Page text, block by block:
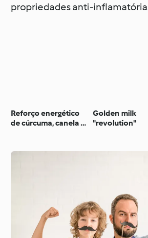
propriedades anti-
Reforço energético
de cúrcuma, canela e
Golden milk
"revolution"